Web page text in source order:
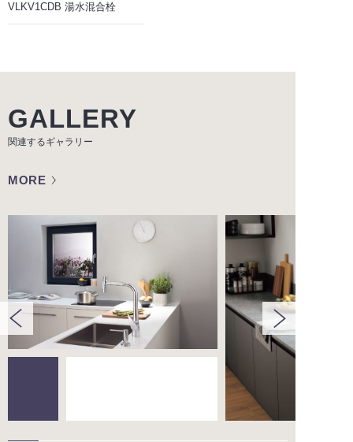
VLKV1CDB 湯水混合栓
GALLERY
関連するギャラリー
MORE